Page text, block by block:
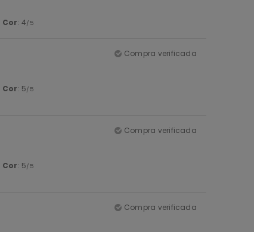
Cor: 4/5
Compra verificada
Cor: 5/5
Compra verificada
Cor: 5/5
Compra verificada